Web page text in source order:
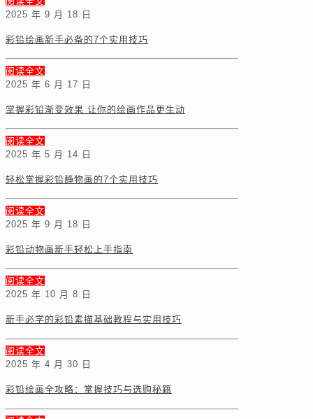
2025 年 9 月 18 日
彩铅绘画新手必备的7个实用技巧
阅读全文
2025 年 6 月 17 日
掌握彩铅渐变效果 让你的绘画作品更生动
阅读全文
2025 年 5 月 14 日
轻松掌握彩铅静物画的7个实用技巧
阅读全文
2025 年 9 月 18 日
彩铅动物画新手轻松上手指南
阅读全文
2025 年 10 月 8 日
新手必学的彩铅素描基础教程与实用技巧
阅读全文
2025 年 4 月 30 日
彩铅绘画全攻略：掌握技巧与选购秘籍